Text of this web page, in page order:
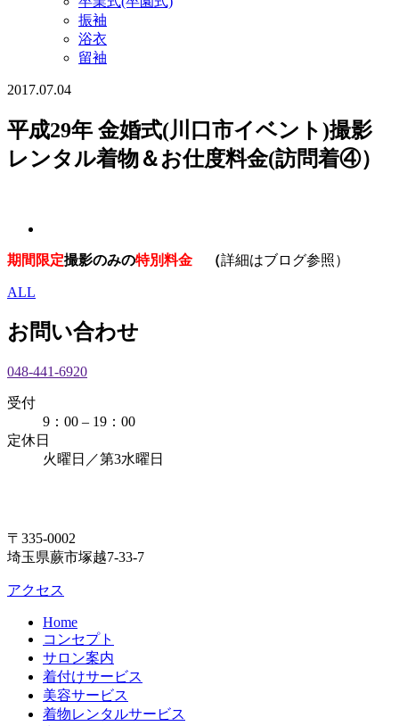
振袖
浴衣
留袖
2017.07.04
平成29年 金婚式(川口市イベント)撮影
レンタル着物＆お仕度料金(訪問着④）
期間限定撮影のみの特別料金 （詳細はブログ参照）
ALL
お問い合わせ
048-441-6920
受付
9：00 – 19：00
定休日
火曜日／第3水曜日
〒335-0002
埼玉県蕨市塚越7-33-7
アクセス
Home
コンセプト
サロン案内
着付けサービス
美容サービス
着物レンタルサービス